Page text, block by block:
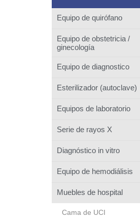
Equipo de quirófano
Equipo de obstetricia /
ginecología
Equipo de diagnostico
Esterilizador (autoclave)
Equipos de laboratorio
Serie de rayos X
Diagnóstico in vitro
Equipo de hemodiálisis
Muebles de hospital
Cama de UCI